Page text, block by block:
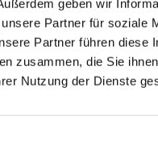
geben wir
Partner für soziale
Partner führen diese
zusammen, die Sie
Nutzung der Dienste
leistungsstarke
Einfach jetzt ins
Tischsägen über